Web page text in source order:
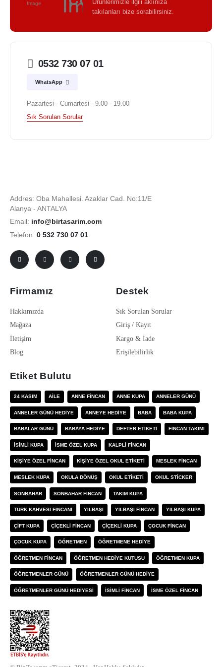
Ürünlerimizle ilgili aklınıza
takılanları bize sorabilirsiniz.
0532 730 07 01
WhatsApp
Pazartesi - Cumartesi - 9.00 - 19.00
Sık Sorulan Sorular
Addres: Oba Mahallesi. Azaklar Cad. No:11/E
Alanya - ANTALYA
Email: info@birtasarim.com
Telefon: 0 532 730 07 01
Firmamız
Hakkımızda
Mağaza
İletişim
Blog
Destek
Sık Sorulan Sorular
Giriş / Kayıt
Kargo & İade
Erişilebilirlik
Etiket Bulutu
24 KASIM AILE ANNE FINCAN ANNE KUPA ANNELER GÜNÜ
ANNELER GÜNÜ HEDIYE ANNEYE HEDIYE BABA BABA KUPA
BABALAR GÜNÜ BABAYA HEDIYE DEFTER ETIKETI FINCAN TAKIMI
ISIMLI KUPA ISME ÖZEL KUPA KALPLI FINCAN
KIŞIYE ÖZEL FINCAN KIŞIYE ÖZEL OKUL ETIKETI MESLEK FINCAN
MESLEK KUPA OKULA DÖNÜŞ OKUL ETIKETI OKUL STICKER
SONBAHAR SONBAHAR FINCAN TAKIM KUPA
TÜRK KAHVESI FINCANI YILBAŞI YILBAŞI FINCAN YILBAŞI KUPA
ÇIFT KUPA ÇIÇEKLI FINCAN ÇIÇEKLI KUPA ÇOCUK FINCAN
ÇOCUK KUPA ÖĞRETMEN ÖĞRETMENE HEDIYE
ÖĞRETMEN FINCAN ÖĞRETMEN HEDIYE KUTUSU ÖĞRETMEN KUPA
ÖĞRETMENLER GÜNÜ ÖĞRETMENLER GÜNÜ HEDIYE
ÖĞRETMENLER GÜNÜ HEDIYESI İSIMLI FINCAN İSME ÖZEL FINCAN